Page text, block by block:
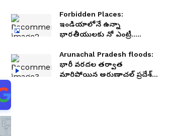
Forbidden Places:
ఇండియాలోనే ఉన్నా
భారతీయులకు నో ఎంట్రీ..
5 రహస్య ప్రాంతాల మిస్టరీ ఏంటి?
Arunachal Pradesh floods:
భారీ వరదల తర్వాత
మారిపోయిన అరుణాచల్ ప్రదేశ్